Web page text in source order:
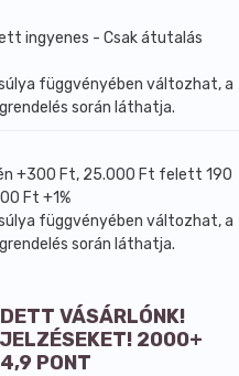
ingyenes - Csak átutalás
függvényében változhat, a
során láthatja.
+300 Ft, 25.000 Ft felett 190
Ft +1%
függvényében változhat, a
során láthatja.
VÁSÁRLÓNK!
2000+
PONT